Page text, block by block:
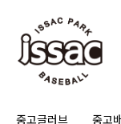
중고글러브 중고